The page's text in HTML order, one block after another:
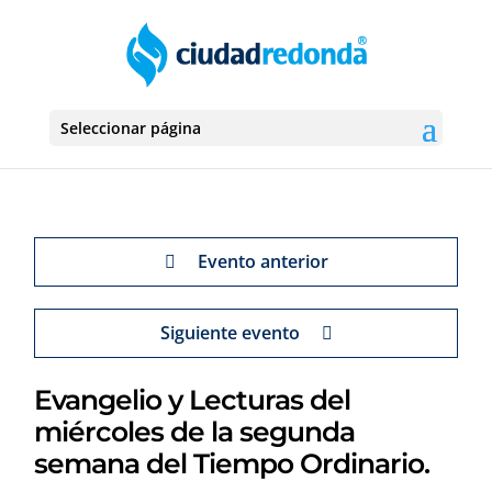
Seleccionar página
Evento anterior
Siguiente evento
Evangelio y Lecturas del
miércoles de la segunda
semana del Tiempo Ordinario.